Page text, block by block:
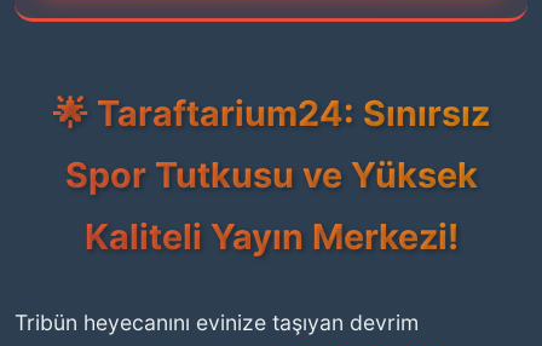
🌟 Taraftarium24: Sınırsız
Spor Tutkusu ve Yüksek
Kaliteli Yayın Merkezi!
Tribün heyecanını evinize taşıyan devrim